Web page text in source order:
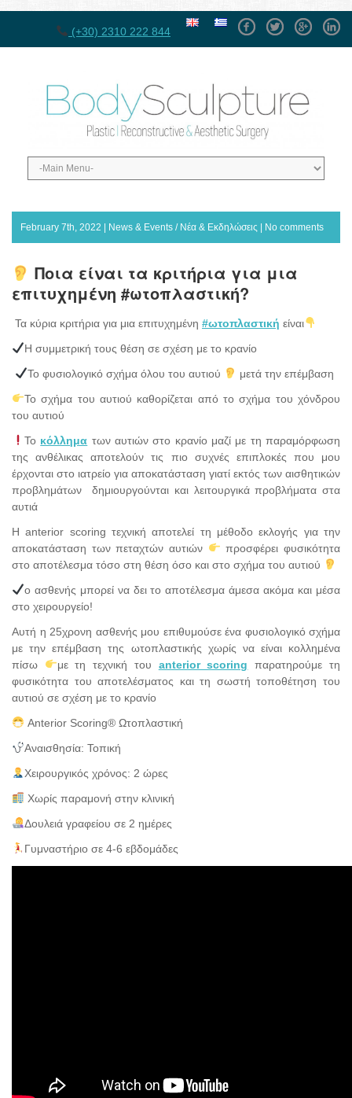
(+30) 2310 222 844
FacebookTwitterGPlus
February 7th, 2022 | News & Events / Νέα & Εκδηλώσεις | No comments
Ποια είναι τα κριτήρια για μια
επιτυχημένη #ωτοπλαστική?
Τα κύρια κριτήρια για μια επιτυχημένη #ωτοπλαστική είναι
Η συμμετρική τους θέση σε σχέση με το κρανίο
Το φυσιολογικό σχήμα όλου του αυτιού
μετά την επέμβαση
Το σχήμα του αυτιού καθορίζεται από το σχήμα του χόνδρου
του αυτιού
Το κόλλημα των αυτιών στο κρανίο μαζί με τη παραμόρφωση
της ανθέλικας αποτελούν τις πιο συχνές επιπλοκές που μου
έρχονται στο ιατρείο για αποκατάσταση γιατί εκτός των αισθητικών
προβλημάτων δημιουργούνται και λειτουργικά προβλήματα στα
αυτιά
Η anterior scoring τεχνική αποτελεί τη μέθοδο εκλογής για την
αποκατάσταση των πεταχτών αυτιών
προσφέρει φυσικότητα
στο αποτέλεσμα τόσο στη θέση όσο και στο σχήμα του αυτιού
ο ασθενής μπορεί να δει το αποτέλεσμα άμεσα ακόμα και μέσα
στο χειρουργείο!
Αυτή η 25χρονη ασθενής μου επιθυμούσε ένα φυσιολογικό σχήμα
με την επέμβαση της ωτοπλαστικής χωρίς να είναι κολλημένα
πίσω
με τη τεχνική του anterior scoring παρατηρούμε τη
φυσικότητα του αποτελέσματος και τη σωστή τοποθέτηση του
αυτιού σε σχέση με το κρανίο
Anterior Scoring® Ωτοπλαστική
Αναισθησία: Τοπική
Χειρουργικός χρόνος: 2 ώρες
Χωρίς παραμονή στην κλινική
Δουλειά γραφείου σε 2 ημέρες
Γυμναστήριο σε 4-6 εβδομάδες